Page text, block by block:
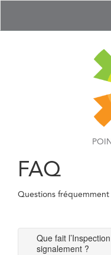
FAQ
Questions fréquemment
Que fait
signalement ?